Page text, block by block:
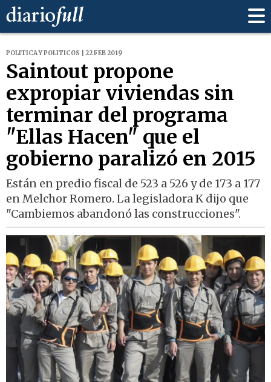
POLITICA Y POLITICOS | 22 FEB 2019
Saintout propone
expropiar viviendas sin
terminar del programa
"Ellas Hacen" que el
gobierno paralizó en 2015
Están en predio fiscal de 523 a 526 y de 173 a 177
en Melchor Romero. La legisladora K dijo que
"Cambiemos abandonó las construcciones".